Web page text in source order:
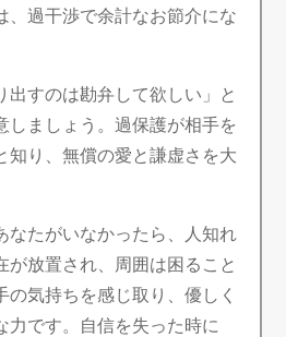
、過干渉で余計なお節介にな
出すのは勘弁して欲しい」と
しましょう。過保護が相手を
知り、無償の愛と謙虚さを大
なたがいなかったら、人知れ
が放置され、周囲は困ること
の気持ちを感じ取り、優しく
力です。自信を失った時に